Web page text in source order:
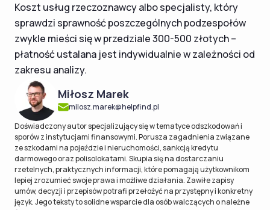
Koszt usług rzeczoznawcy albo specjalisty, który
sprawdzi sprawność poszczególnych podzespołów
zwykle mieści się w przedziale 300-500 złotych –
płatność ustalana jest indywidualnie w zależności od
zakresu analizy.
Miłosz Marek
milosz.marek@helpfind.pl
Doświadczony autor specjalizujący się w tematyce odszkodowań i
sporów z instytucjami finansowymi. Porusza zagadnienia związane
ze szkodami na pojeździe i nieruchomości, sankcją kredytu
darmowego oraz polisolokatami. Skupia się na dostarczaniu
rzetelnych, praktycznych informacji, które pomagają użytkownikom
lepiej zrozumieć swoje prawa i możliwe działania. Zawiłe zapisy
umów, decyzji i przepisów potrafi przełożyć na przystępny i konkretny
język. Jego teksty to solidne wsparcie dla osób walczących o należne